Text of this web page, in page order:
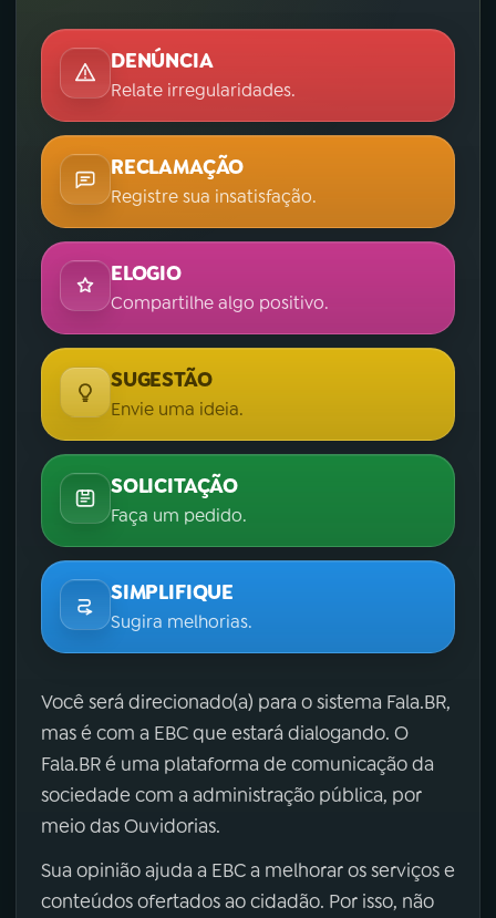
DENÚNCIA
Relate irregularidades.
RECLAMAÇÃO
Registre sua insatisfação.
ELOGIO
Compartilhe algo positivo.
SUGESTÃO
Envie uma ideia.
SOLICITAÇÃO
Faça um pedido.
SIMPLIFIQUE
Sugira melhorias.
Você será direcionado(a) para o sistema Fala.BR,
mas é com a EBC que estará dialogando. O
Fala.BR é uma plataforma de comunicação da
sociedade com a administração pública, por
meio das Ouvidorias.
Sua opinião ajuda a EBC a melhorar os serviços e
conteúdos ofertados ao cidadão. Por isso, não